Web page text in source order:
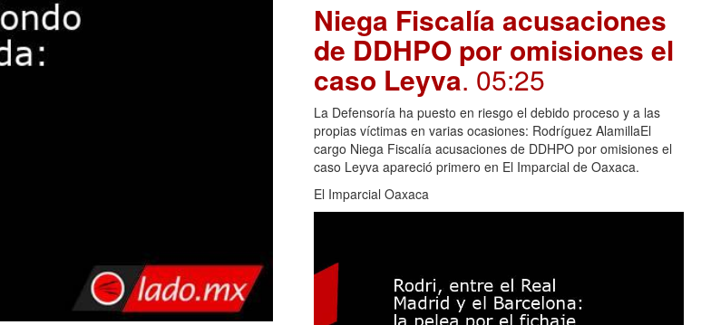
Niega Fiscalía acusaciones
de DDHPO por omisiones el
caso Leyva. 05:25
La Defensoría ha puesto en riesgo el debido proceso y a las
propias víctimas en varias ocasiones: Rodríguez AlamillaEl
cargo Niega Fiscalía acusaciones de DDHPO por omisiones el
caso Leyva apareció primero en El Imparcial de Oaxaca.
El Imparcial Oaxaca